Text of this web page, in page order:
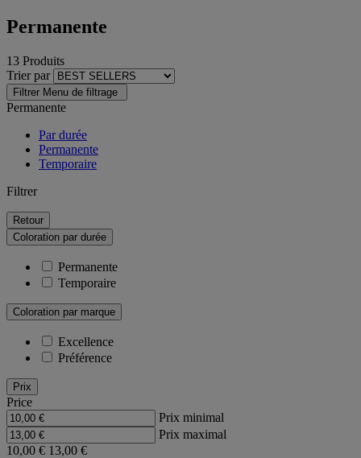
Permanente
13 Produits
Trier par
Filtrer Menu de filtrage
Permanente
Par durée
Permanente
Temporaire
Filtrer
Retour
Coloration par durée
Permanente
Temporaire
Coloration par marque
Excellence
Préférence
Prix
Price
Prix minimal
Prix maximal
10,00 € 13,00 €